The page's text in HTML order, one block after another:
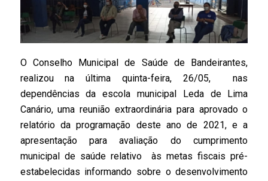
O Conselho Municipal de Saúde de Bandeirantes,
realizou na última quinta-feira, 26/05, nas
dependências da escola municipal Leda de Lima
Canário, uma reunião extraordinária para aprovado o
relatório da programação deste ano de 2021, e a
apresentação para avaliação do cumprimento
municipal de saúde relativo às metas fiscais pré-
estabelecidas informando sobre o desenvolvimento